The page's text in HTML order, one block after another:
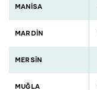
MANİSA
MARDİN
MERSİN
MUĞLA